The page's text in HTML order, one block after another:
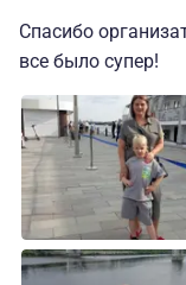
Спасибо
все было супер!